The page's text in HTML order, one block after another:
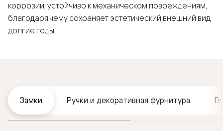
коррозии, устойчиво к механическом повреждениям,
благодаря чему сохраняет эстетический внешний вид
долгие годы.
Замки Ручки и декоративная фурнитура